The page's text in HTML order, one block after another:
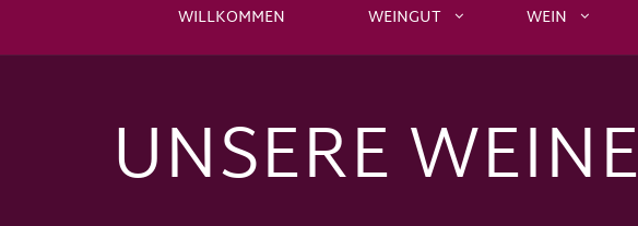
WILLKOMMEN WEINGUT WEIN
UNSERE WEINE